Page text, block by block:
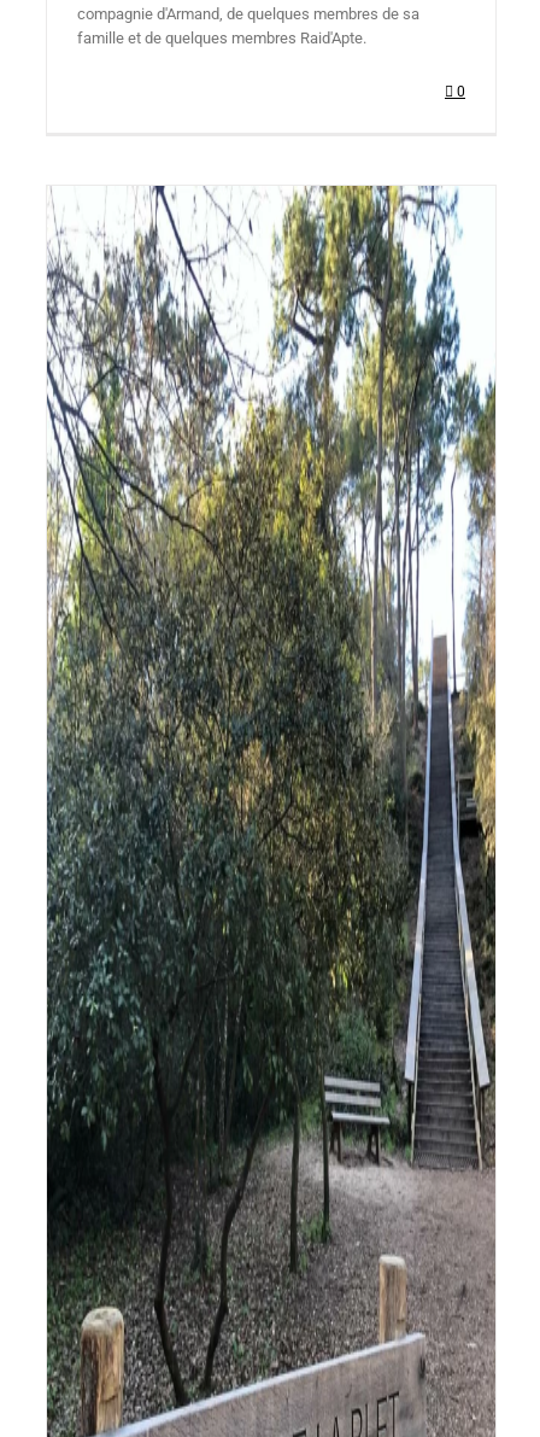
compagnie d'Armand, de quelques membres de sa
famille et de quelques membres Raid'Apte.
0